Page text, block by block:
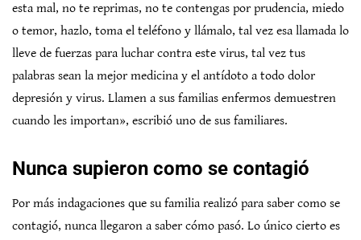
esta mal, no te reprimas, no te contengas por prudencia, miedo
o temor, hazlo, toma el teléfono y llámalo, tal vez esa llamada lo
lleve de fuerzas para luchar contra este virus, tal vez tus
palabras sean la mejor medicina y el antídoto a todo dolor
depresión y virus. Llamen a sus familias enfermos demuestren
cuando les importan», escribió uno de sus familiares.
Nunca supieron como se contagió
Por más indagaciones que su familia realizó para saber como se
contagió, nunca llegaron a saber cómo pasó. Lo único cierto es